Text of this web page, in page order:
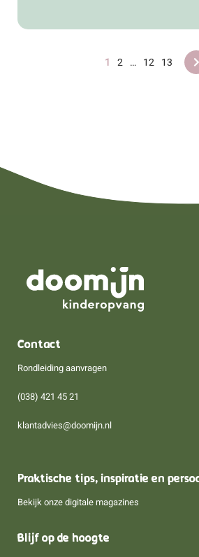
1 2 … 12 13
Contact
Rondleiding aanvragen
(038) 421 45 21
klantadvies@doomijn.nl
Praktische tips, inspiratie en
Bekijk onze digitale magazines
Blijf op de hoogte